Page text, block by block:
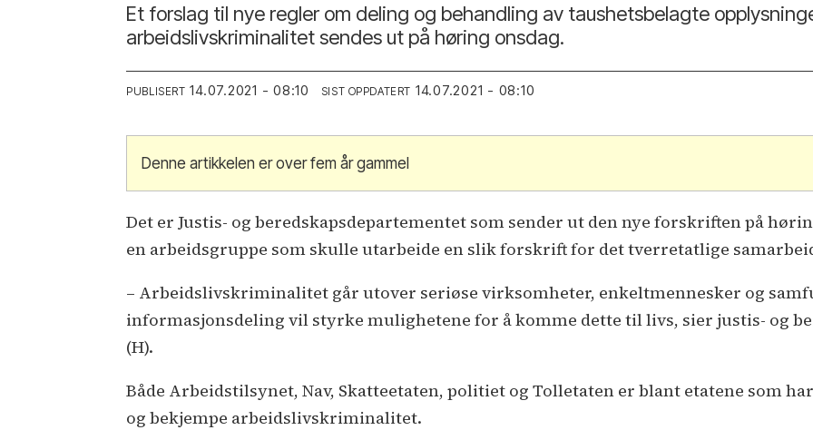
Et forslag til nye regler om deling og behandling av taushetsbelagte
arbeidslivskriminalitet sendes ut på høring onsdag.
PUBLISERT 14.07.2021 - 08:10 SIST OPPDATERT 14.07.2021 - 08:10
Denne artikkelen er over fem år gammel
Det er Justis- og beredskapsdepartementet som sender ut den nye forskriften på
en arbeidsgruppe som skulle utarbeide en slik forskrift for det tverretatlige
– Arbeidslivskriminalitet går utover seriøse virksomheter, enkeltmennesker og
informasjonsdeling vil styrke mulighetene for å komme dette til livs, sier justis- og
(H).
Både Arbeidstilsynet, Nav, Skatteetaten, politiet og Tolletaten er blant etatene som
og bekjempe arbeidslivskriminalitet.